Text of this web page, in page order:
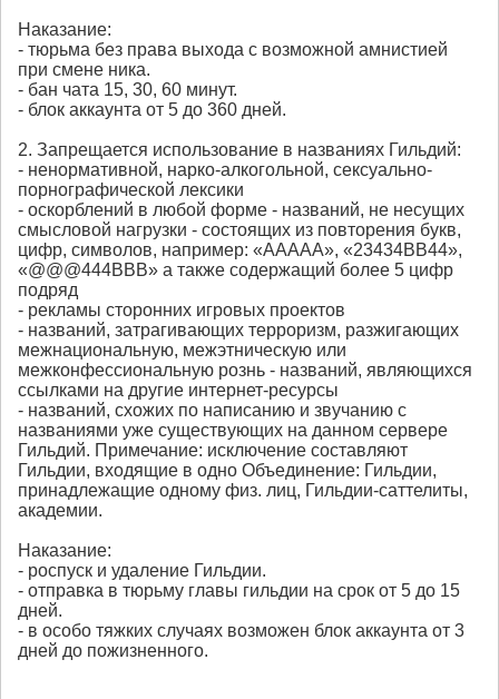
Наказание:
- тюрьма без права выхода с возможной амнистией
при смене ника.
- бан чата 15, 30, 60 минут.
- блок аккаунта от 5 до 360 дней.
2. Запрещается использование в названиях Гильдий:
- ненормативной, нарко-алкогольной, сексуально-
порнографической лексики
- оскорблений в любой форме - названий, не несущих
смысловой нагрузки - состоящих из повторения букв,
цифр, символов, например: «ААААА», «23434ВВ44»,
«@@@444ВВВ» а также содержащий более 5 цифр
подряд
- рекламы сторонних игровых проектов
- названий, затрагивающих терроризм, разжигающих
межнациональную, межэтническую или
межконфессиональную рознь - названий, являющихся
ссылками на другие интернет-ресурсы
- названий, схожих по написанию и звучанию с
названиями уже существующих на данном сервере
Гильдий. Примечание: исключение составляют
Гильдии, входящие в одно Объединение: Гильдии,
принадлежащие одному физ. лиц, Гильдии-саттелиты,
академии.
Наказание:
- роспуск и удаление Гильдии.
- отправка в тюрьму главы гильдии на срок от 5 до 15
дней.
- в особо тяжких случаях возможен блок аккаунта от 3
дней до пожизненного.